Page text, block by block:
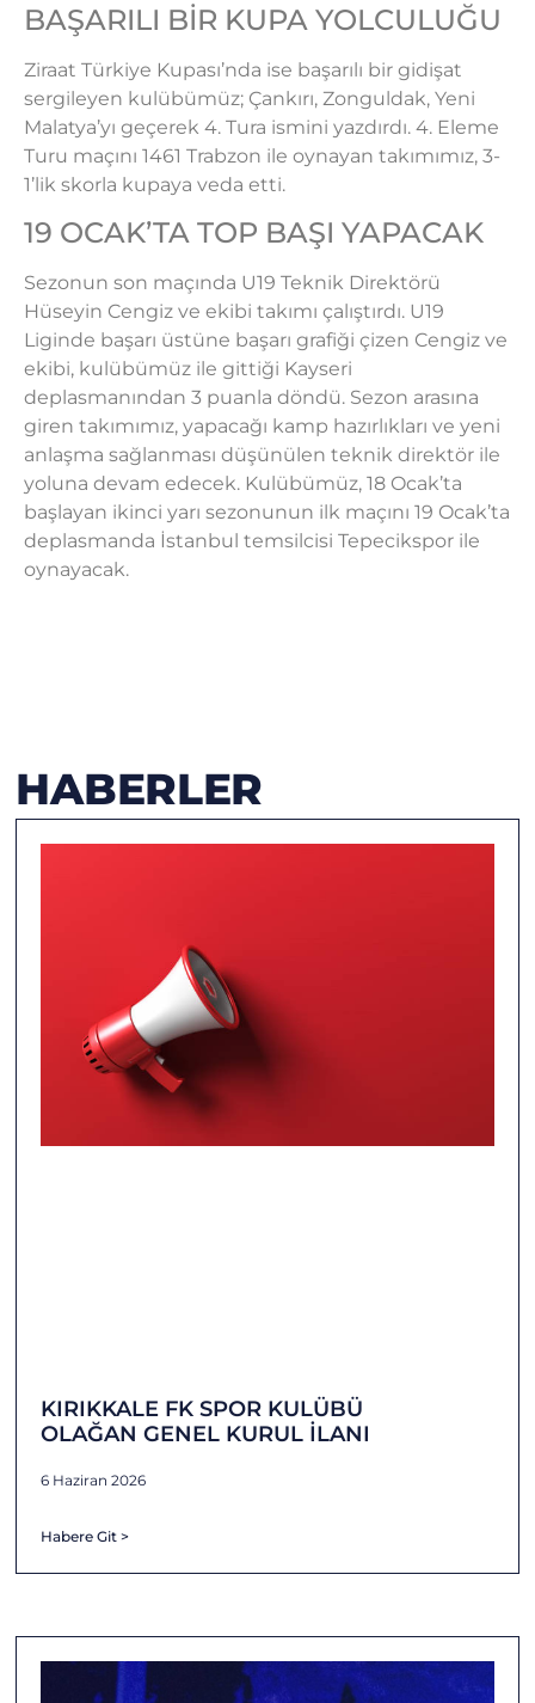
BAŞARILI BİR KUPA YOLCULUĞU
Ziraat Türkiye Kupası’nda ise başarılı bir gidişat
sergileyen kulübümüz; Çankırı, Zonguldak, Yeni
Malatya’yı geçerek 4. Tura ismini yazdırdı. 4. Eleme
Turu maçını 1461 Trabzon ile oynayan takımımız, 3-
1’lik skorla kupaya veda etti.
19 OCAK’TA TOP BAŞI YAPACAK
Sezonun son maçında U19 Teknik Direktörü
Hüseyin Cengiz ve ekibi takımı çalıştırdı. U19
Liginde başarı üstüne başarı grafiği çizen Cengiz ve
ekibi, kulübümüz ile gittiği Kayseri
deplasmanından 3 puanla döndü. Sezon arasına
giren takımımız, yapacağı kamp hazırlıkları ve yeni
anlaşma sağlanması düşünülen teknik direktör ile
yoluna devam edecek. Kulübümüz, 18 Ocak’ta
başlayan ikinci yarı sezonunun ilk maçını 19 Ocak’ta
deplasmanda İstanbul temsilcisi Tepecikspor ile
oynayacak.
HABERLER
KIRIKKALE FK SPOR KULÜBÜ
OLAĞAN GENEL KURUL İLANI
6 Haziran 2026
Habere Git >